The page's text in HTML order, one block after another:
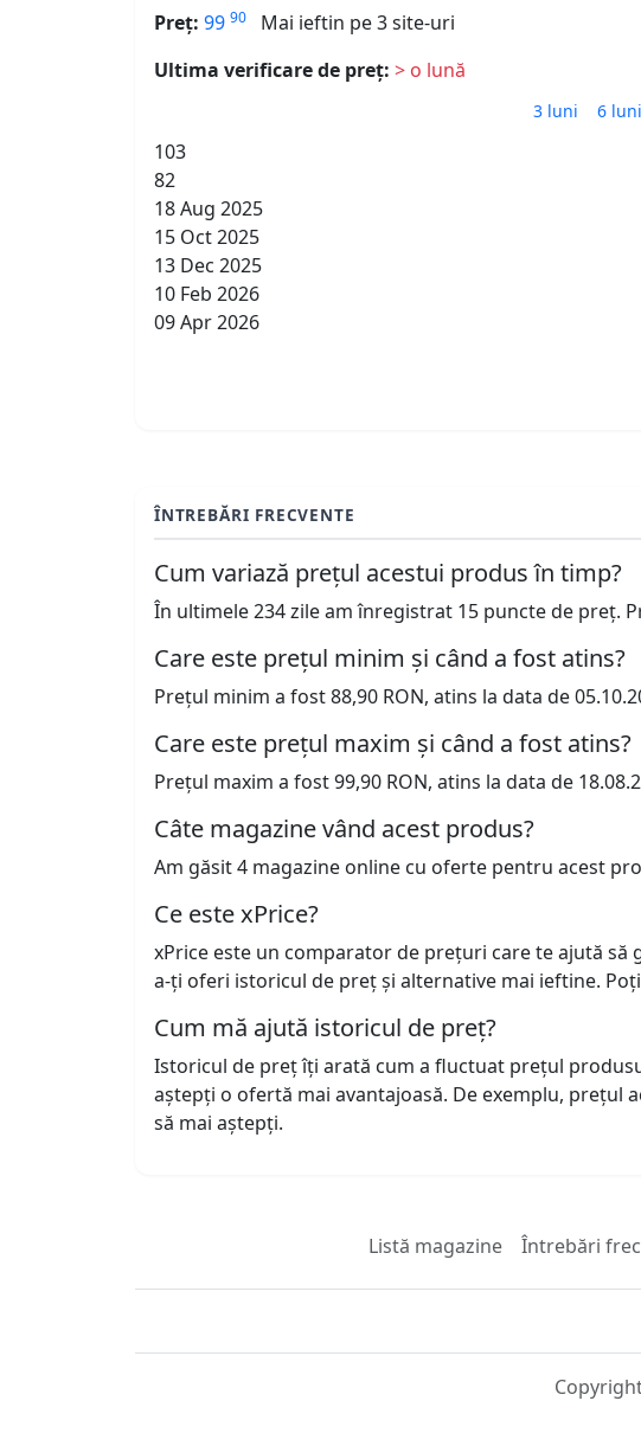
Preț: 99 90
Mai ieftin pe 3 site-uri
Ultima verificare de preț: > o lună
3 luni 6 luni
103
82
18 Aug 2025
15 Oct 2025
13 Dec 2025
10 Feb 2026
09 Apr 2026
ÎNTREBĂRI FRECVENTE
Cum variază prețul acestui produs în timp?
În ultimele 234 zile am înregistrat 15 puncte de preț.
Care este prețul minim și când a fost atins?
Prețul minim a fost 88,90 RON, atins la data de
Care este prețul maxim și când a fost atins?
Prețul maxim a fost 99,90 RON, atins la data de
Câte magazine vând acest produs?
Am găsit 4 magazine online cu oferte pentru acest
Ce este xPrice?
xPrice este un comparator de prețuri care te ajută
a-ți oferi istoricul de preț și alternative mai ieftine.
Cum mă ajută istoricul de preț?
Istoricul de preț îți arată cum a fluctuat prețul
aștepți o ofertă mai avantajoasă. De exemplu, prețul
să mai aștepți.
Listă magazine Întrebări